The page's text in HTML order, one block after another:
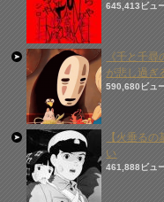
645,413ビュ
《千と千
が悲し過ぎ
590,680ビュ
【火垂る
い
461,888ビュ